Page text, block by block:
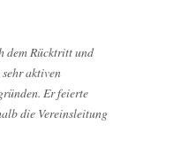
dem Rücktritt und
aktiven
Er feierte
die Vereinsleitung